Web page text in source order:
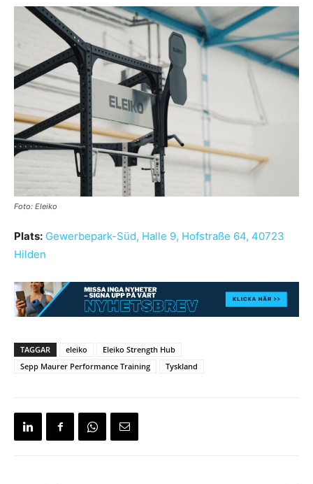
Foto: Eleiko
Plats: Gewerbepark-Süd, Halle 9, Hofstraße 64, 40723
Hilden
TAGGAR eleiko
Eleiko Strength Hub
Sepp Maurer Performance Training
Tyskland